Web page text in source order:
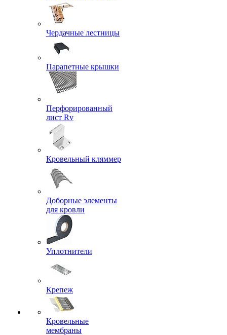
Чердачные лестницы
Парапетные крышки
Перфорированный
лист Rv
Кровельный кляммер
Доборные элементы
для кровли
Уплотнители
Крепеж
Кровельные
мембраны